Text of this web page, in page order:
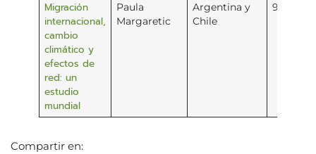
Migración
internacional,
cambio
climático y
efectos de
red: un
estudio
mundial
Paula
Margaretic
Argentina y
Chile
99,600
Compartir en: